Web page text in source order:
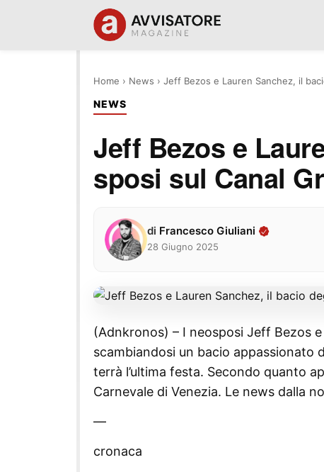
Home › News › Jeff Bezos e Lauren Sanchez, il
NEWS
Jeff Bezos e
sposi sul Canal
di Francesco Giuliani
28 Giugno 2025
(Adnkronos) – I neosposi Jeff Bezos
scambiandosi un bacio appassionato
terrà l’ultima festa. Secondo quanto
Carnevale di Venezia. Le news dalla
—
cronaca